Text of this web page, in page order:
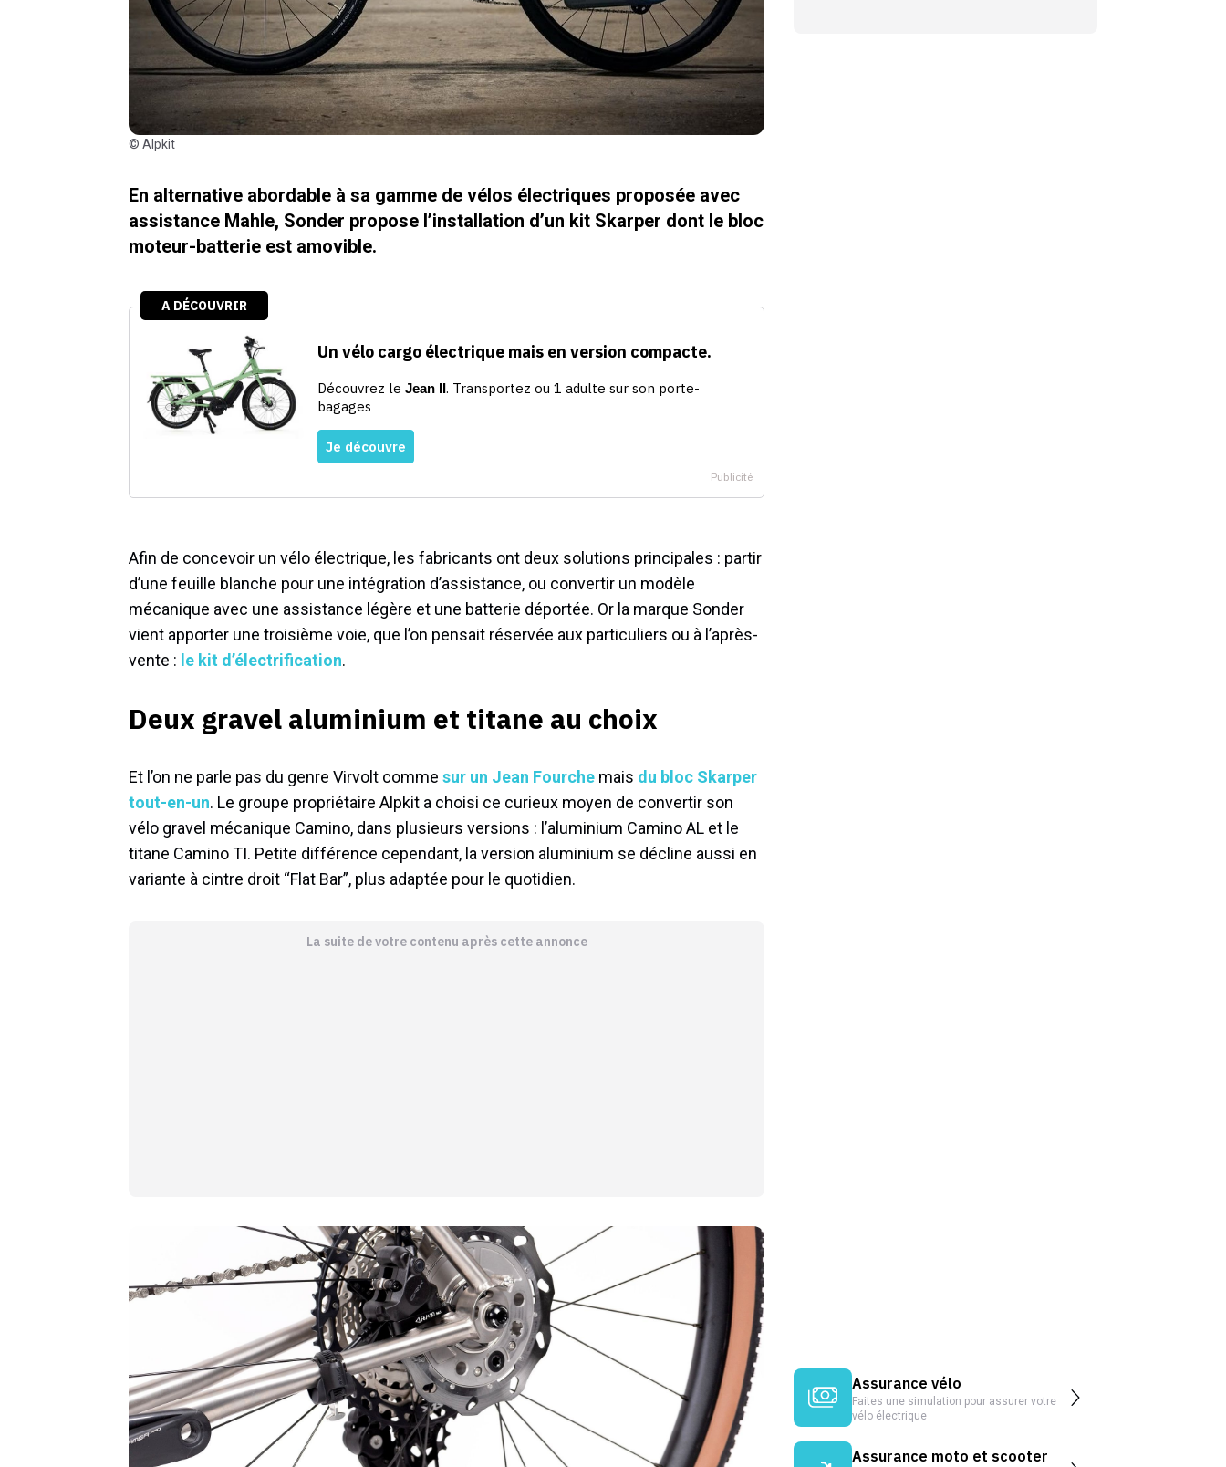
© Alpkit
En alternative abordable à sa gamme de vélos électriques proposée avec
assistance Mahle, Sonder propose l’installation d’un kit Skarper dont le bloc
moteur-batterie est amovible.
Afin de concevoir un vélo électrique, les fabricants ont deux solutions principales : partir
d’une feuille blanche pour une intégration d’assistance, ou convertir un modèle
mécanique avec une assistance légère et une batterie déportée. Or la marque Sonder
vient apporter une troisième voie, que l’on pensait réservée aux particuliers ou à l’après-
vente : le kit d’électrification.
Deux gravel aluminium et titane au choix
Et l’on ne parle pas du genre Virvolt comme sur un Jean Fourche mais du bloc Skarper
tout-en-un. Le groupe propriétaire Alpkit a choisi ce curieux moyen de convertir son
vélo gravel mécanique Camino, dans plusieurs versions : l’aluminium Camino AL et le
titane Camino TI. Petite différence cependant, la version aluminium se décline aussi en
variante à cintre droit “Flat Bar”, plus adaptée pour le quotidien.
La suite de votre contenu après cette annonce
Assurance vélo
Faites une simulation pour assurer votre
vélo électrique
Assurance moto et scooter